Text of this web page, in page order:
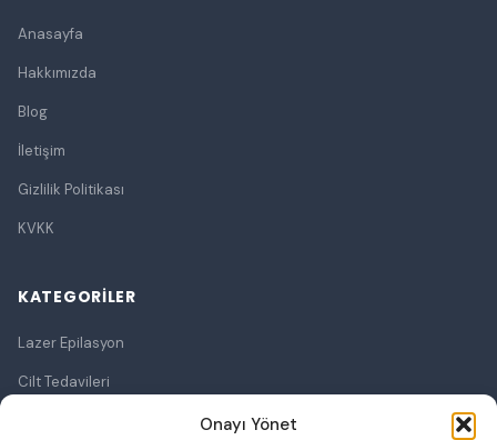
Onayı Yönet
Anasayfa
Hakkımızda
Blog
İletişim
Gizlilik Politikası
KVKK
KATEGORILER
Lazer Epilasyon
Cilt Tedavileri